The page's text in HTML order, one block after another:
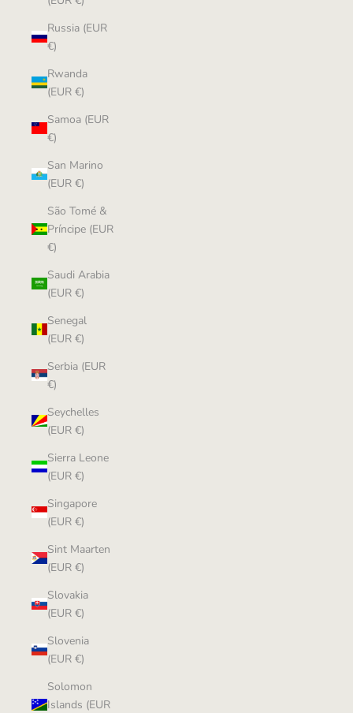
Russia (EUR
€)
Rwanda
(EUR €)
Samoa (EUR
€)
San Marino
(EUR €)
São Tomé &
Príncipe (EUR
€)
Saudi Arabia
(EUR €)
Senegal
(EUR €)
Serbia (EUR
€)
Seychelles
(EUR €)
Sierra Leone
(EUR €)
Singapore
(EUR €)
Sint Maarten
(EUR €)
Slovakia
(EUR €)
Slovenia
(EUR €)
Solomon
Islands (EUR